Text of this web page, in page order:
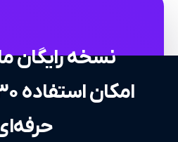
نسخه رایگان